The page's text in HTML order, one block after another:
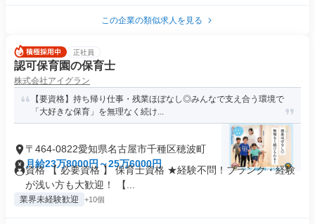
この企業の類似求人を見る
正社員
認可保育園の保育士
株式会社アイグラン
【要資格】持ち帰り仕事・残業ほぼなし◎みんなで支え合う環境で
「大好きな保育」を無理なく続け...
〒464-0822愛知県名古屋市千種区穂波町
月給23万8000円～25万6000円
資格 【 必要資格 】 保育士資格 ★経験不問！ブランク・経験
が浅い方も大歓迎！ 【...
業界未経験歓迎 +10個